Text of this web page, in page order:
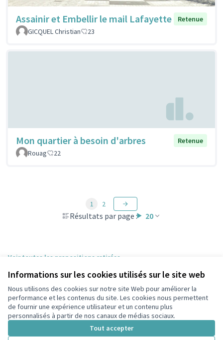
Informations sur les cookies utilisés sur le site web
Nous utilisons des cookies sur notre site Web pour améliorer la
performance et les contenus du site. Les cookies nous permettent
de fournir une expérience utilisateur et un contenu plus
personnalisés à partir de nos canaux de médias sociaux.
Tout accepter
Assainir et Embellir le mail Lafayette
Retenue
GICQUEL Christian
23
Mon quartier à besoin d'arbres
Retenue
Rouag
22
Résultats par page : 20
1 2
Voir toutes les propositions retirées
Conditions d'utilisation
Paramètres des cookies
participons.colombes.fr sur Facebook
(Lien externe)